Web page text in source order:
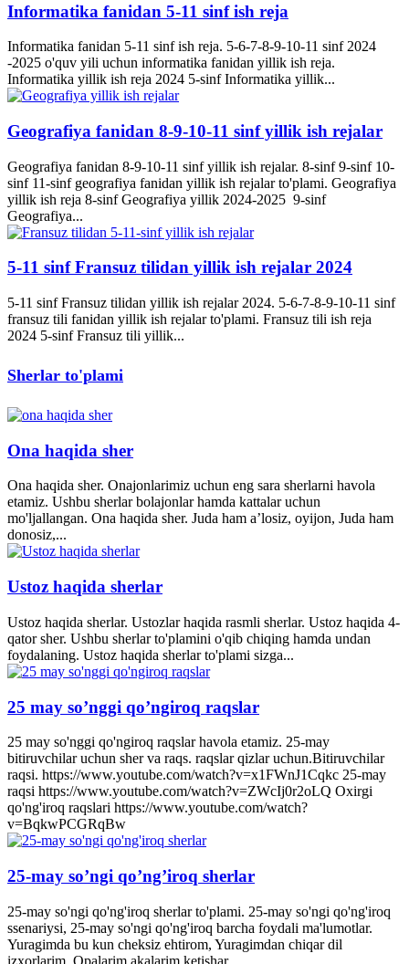
Informatika fanidan 5-11 sinf ish reja
Informatika fanidan 5-11 sinf ish reja. 5-6-7-8-9-10-11 sinf 2024
-2025 o'quv yili uchun informatika fanidan yillik ish reja.
Informatika yillik ish reja 2024 5-sinf Informatika yillik...
Geografiya fanidan 8-9-10-11 sinf yillik ish rejalar
Geografiya fanidan 8-9-10-11 sinf yillik ish rejalar. 8-sinf 9-sinf 10-
sinf 11-sinf geografiya fanidan yillik ish rejalar to'plami. Geografiya
yillik ish reja 8-sinf Geografiya yillik 2024-2025 9-sinf
Geografiya...
5-11 sinf Fransuz tilidan yillik ish rejalar 2024
5-11 sinf Fransuz tilidan yillik ish rejalar 2024. 5-6-7-8-9-10-11 sinf
fransuz tili fanidan yillik ish rejalar to'plami. Fransuz tili ish reja
2024 5-sinf Fransuz tili yillik...
Sherlar to'plami
Ona haqida sher
Ona haqida sher. Onajonlarimiz uchun eng sara sherlarni havola
etamiz. Ushbu sherlar bolajonlar hamda kattalar uchun
mo'ljallangan. Ona haqida sher. Juda ham a’losiz, oyijon, Juda ham
donosiz,...
Ustoz haqida sherlar
Ustoz haqida sherlar. Ustozlar haqida rasmli sherlar. Ustoz haqida 4-
qator sher. Ushbu sherlar to'plamini o'qib chiqing hamda undan
foydalaning. Ustoz haqida sherlar to'plami sizga...
25 may so’nggi qo’ngiroq raqslar
25 may so'nggi qo'ngiroq raqslar havola etamiz. 25-may
bitiruvchilar uchun sher va raqs. raqslar qizlar uchun.Bitiruvchilar
raqsi. https://www.youtube.com/watch?v=x1FWnJ1Cqkc 25-may
raqsi https://www.youtube.com/watch?v=ZWcIj0r2oLQ Oxirgi
qo'ng'iroq raqslari https://www.youtube.com/watch?
v=BqkwPCGRqBw
25-may so’ngi qo’ng’iroq sherlar
25-may so'ngi qo'ng'iroq sherlar to'plami. 25-may so'ngi qo'ng'iroq
ssenariysi, 25-may so'ngi qo'ng'iroq barcha foydali ma'lumotlar.
Yuragimda bu kun cheksiz ehtirom, Yuragimdan chiqar dil
izxorlarim. Opalarim akalarim ketishar...